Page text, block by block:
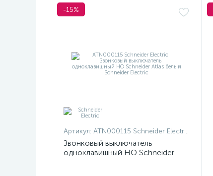
-15%
Артикул: ATN000115 Schneider Electric
Звонковый выключатель
одноклавишный НО Schneider